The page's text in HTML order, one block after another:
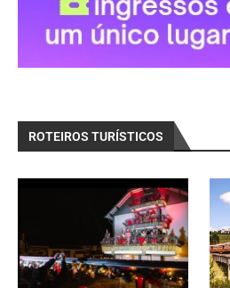
ROTEIROS TURÍSTICOS